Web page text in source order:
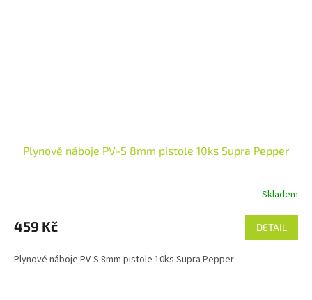
Plynové náboje PV-S 8mm pistole 10ks Supra Pepper
Skladem
459 Kč DETAIL
Plynové náboje PV-S 8mm pistole 10ks Supra Pepper